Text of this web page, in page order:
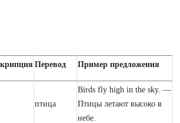
Перевод Пример предложения
птица
Birds fly high in the sky. —
Птицы летают высоко в
небе.